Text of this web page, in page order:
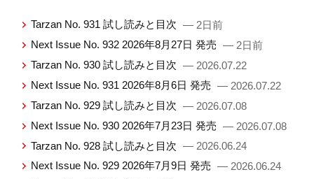
Tarzan No. 931 試し読みと目次 — 2日前
Next Issue No. 932 2026年8月27日 発売 — 2日前
Tarzan No. 930 試し読みと目次 — 2026.07.22
Next Issue No. 931 2026年8月6日 発売 — 2026.07.22
Tarzan No. 929 試し読みと目次 — 2026.07.08
Next Issue No. 930 2026年7月23日 発売 — 2026.07.08
Tarzan No. 928 試し読みと目次 — 2026.06.24
Next Issue No. 929 2026年7月9日 発売 — 2026.06.24